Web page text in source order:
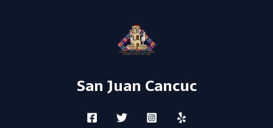
San Juan Cancuc